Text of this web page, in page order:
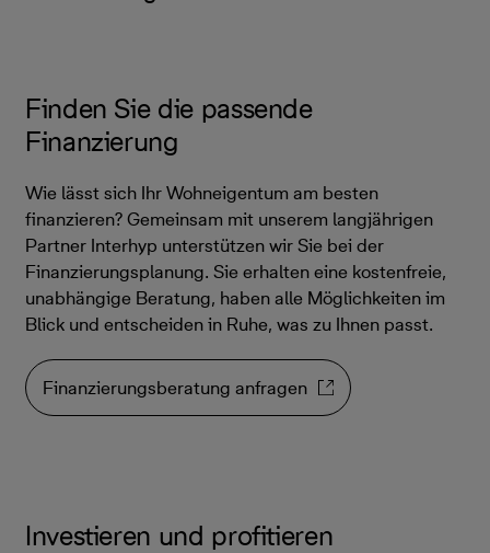
Finden Sie die passende
Finanzierung
Wie lässt sich Ihr Wohneigentum am besten
finanzieren? Gemeinsam mit unserem langjährigen
Partner Interhyp unterstützen wir Sie bei der
Finanzierungsplanung. Sie erhalten eine kostenfreie,
unabhängige Beratung, haben alle Möglichkeiten im
Blick und entscheiden in Ruhe, was zu Ihnen passt.
Finanzierungsberatung anfragen
Investieren und profitieren